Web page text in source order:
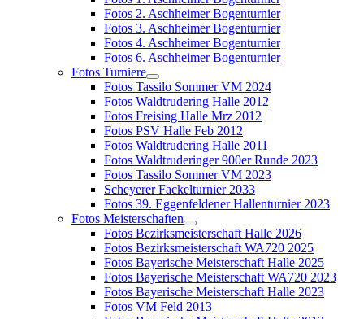
Fotos 2. Aschheimer Bogenturnier
Fotos 3. Aschheimer Bogenturnier
Fotos 4. Aschheimer Bogenturnier
Fotos 6. Aschheimer Bogenturnier
Fotos Turniere
Fotos Tassilo Sommer VM 2024
Fotos Waldtrudering Halle 2012
Fotos Freising Halle Mrz 2012
Fotos PSV Halle Feb 2012
Fotos Waldtrudering Halle 2011
Fotos Waldtruderinger 900er Runde 2023
Fotos Tassilo Sommer VM 2023
Scheyerer Fackelturnier 2033
Fotos 39. Eggenfeldener Hallenturnier 2023
Fotos Meisterschaften
Fotos Bezirksmeisterschaft Halle 2026
Fotos Bezirksmeisterschaft WA720 2025
Fotos Bayerische Meisterschaft Halle 2025
Fotos Bayerische Meisterschaft WA720 2023
Fotos Bayerische Meisterschaft Halle 2023
Fotos VM Feld 2013